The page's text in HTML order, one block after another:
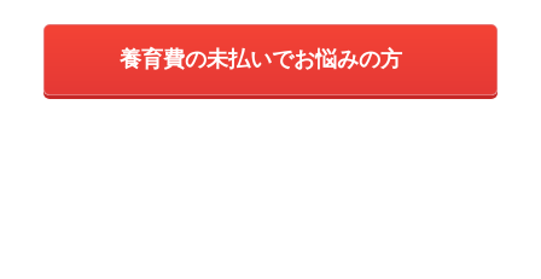
養育費の未払いでお悩みの方